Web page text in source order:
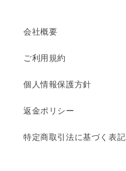
会社概要
ご利用規約
個人情報保護方針
返金ポリシー
特定商取引法に基づく表記